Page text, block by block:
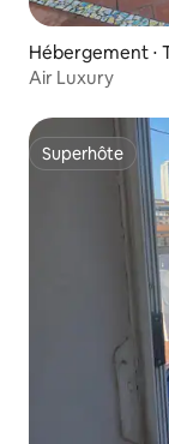
Hébergement ⋅
Air Luxury
Superhôte
Superhôte